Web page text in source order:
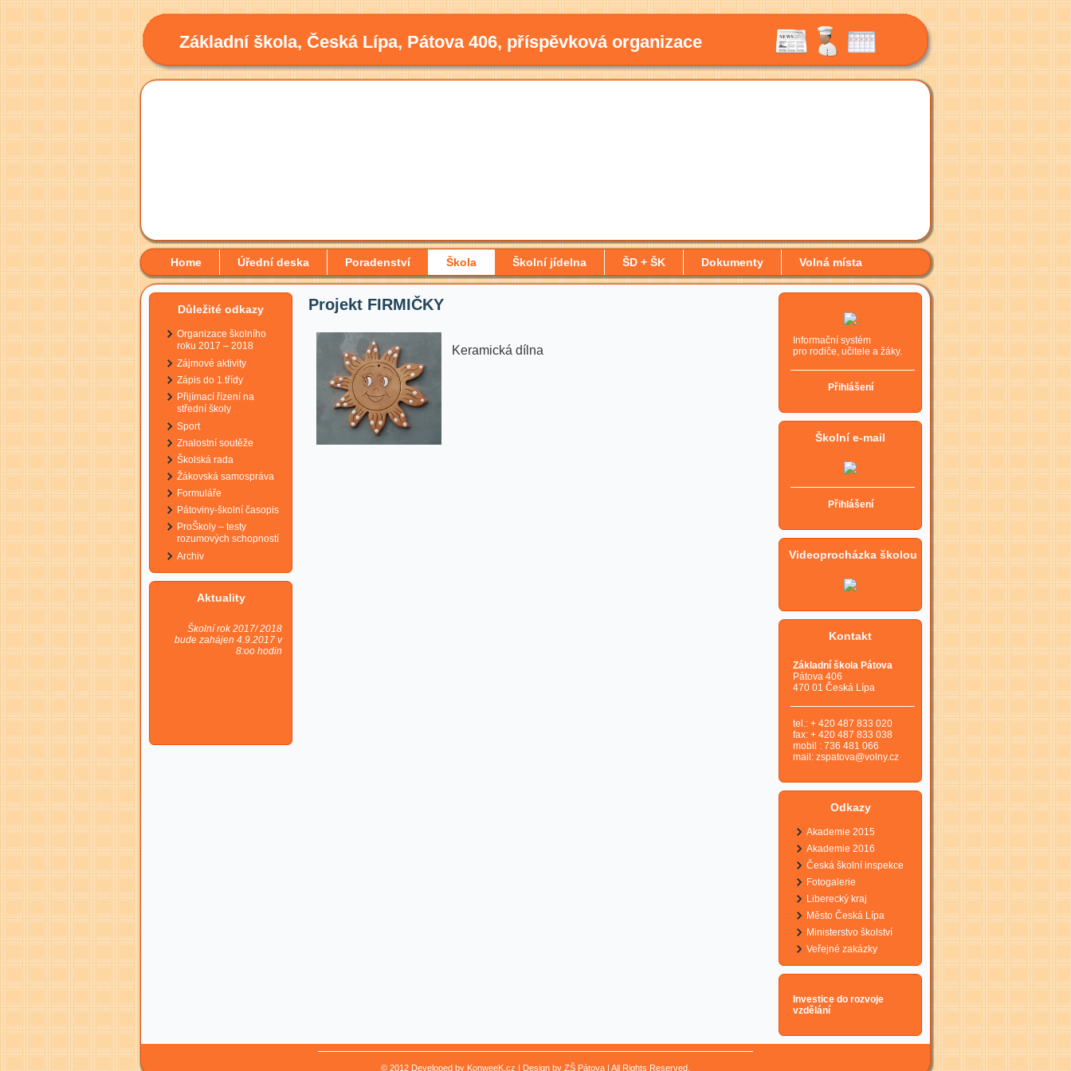
Základní škola, Česká Lípa, Pátova 406, příspěvková organizace
Home Úřední deska Poradenství Škola Školní jídelna ŠD + ŠK Dokumenty Volná místa
Důležité odkazy
Organizace školního
roku 2017 – 2018
Zájmové aktivity
Zápis do 1.třídy
Přijímací řízení na
střední školy
Sport
Znalostní soutěže
Školská rada
Žákovská samospráva
Formuláře
Pátoviny-školní časopis
ProŠkoly – testy
rozumových schopností
Archiv
Aktuality
Školní rok 2017/ 2018
bude zahájen 4.9.2017 v
8:oo hodin
Projekt FIRMIČKY
Keramická dílna
Informační systém
pro rodiče, učitele a žáky.
Přihlášení
Školní e-mail
Přihlášení
Videoprocházka školou
Kontakt
Základní škola Pátova
Pátova 406
470 01 Česká Lípa
tel.: + 420 487 833 020
fax: + 420 487 833 038
mobil : 736 481 066
mail: zspatova@volny.cz
Odkazy
Akademie 2015
Akademie 2016
Česká školní inspekce
Fotogalerie
Liberecký kraj
Město Česká Lípa
Ministerstvo školství
Veřejné zakázky
Investice do rozvoje
vzdělání
© 2012 Developed by KonweeK.cz | Design by ZŠ Pátova | All Rights Reserved.